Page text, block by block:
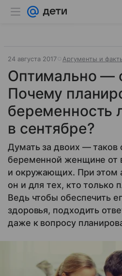
24 августа 2017 Аргументы и
Оптимально —
Почему
беременность
в сентябре?
Думать за двоих — таков
беременной женщине от
и окружающих. При этом
он и для тех, кто только
Ведь чтобы обеспечить
здоровья, подходить
даже к вопросу